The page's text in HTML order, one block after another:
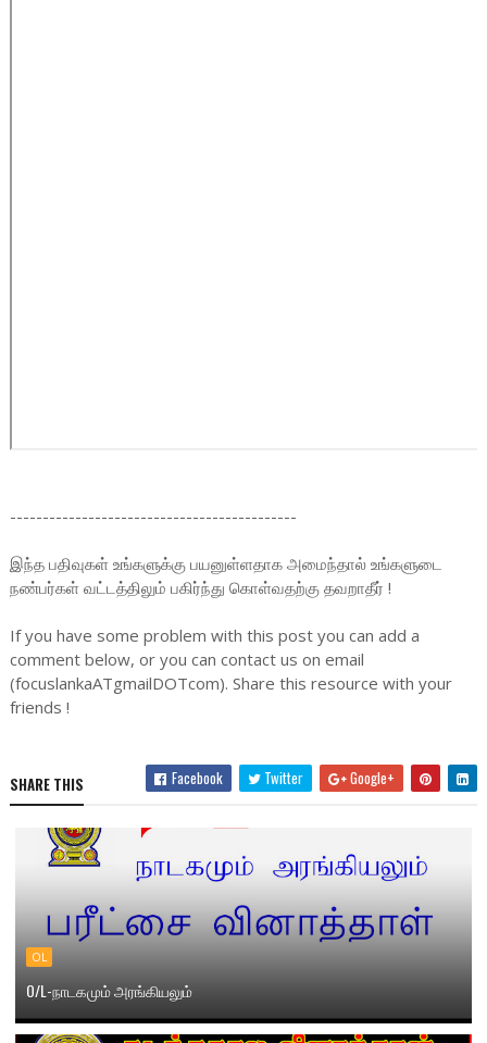
--------------------------------------------
இந்த பதிவுகள் உங்களுக்கு பயனுள்ளதாக அமைந்தால் உங்களுடை
நண்பர்கள் வட்டத்திலும் பகிர்ந்து கொள்வதற்கு தவறாதீர் !
If you have some problem with this post you can add a
comment below, or you can contact us on email
(focuslankaATgmailDOTcom). Share this resource with your
friends !
SHARE THIS Facebook Twitter Google+
OL
O/L-நாடகமும் அரங்கியலும்